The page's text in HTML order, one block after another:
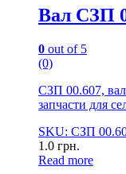
Вал СЗП
0 out of 5
(0)
СЗП 00.607,
запчасти для
SKU: СЗП
1.0 грн.
Read more